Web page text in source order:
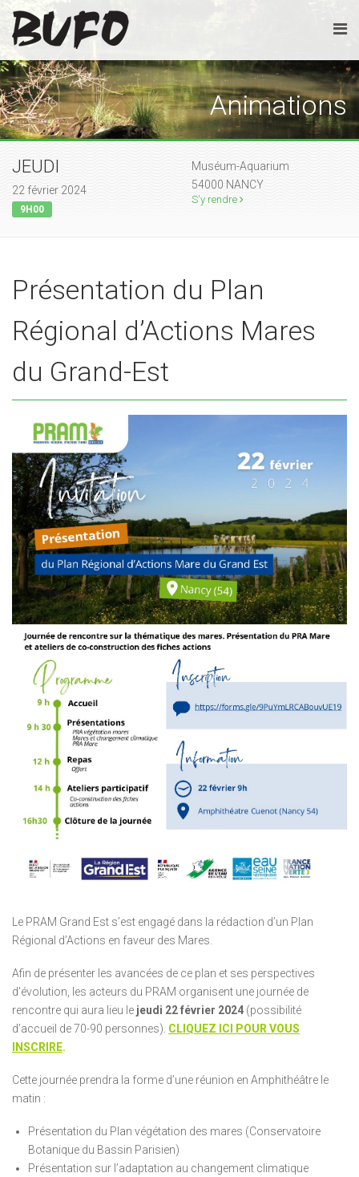
Animations
JEUDI
22 février 2024
9H00
Muséum-Aquarium
54000 NANCY
S'y rendre
Présentation du Plan
Régional d’Actions Mares
du Grand-Est
Le PRAM Grand Est s’est engagé dans la rédaction d’un Plan
Régional d’Actions en faveur des Mares.
Afin de présenter les avancées de ce plan et ses perspectives
d’évolution, les acteurs du PRAM organisent une journée de
rencontre qui aura lieu le jeudi 22 février 2024 (possibilité
d’accueil de 70-90 personnes). CLIQUEZ ICI POUR VOUS
INSCRIRE.
Cette journée prendra la forme d’une réunion en Amphithéâtre le
matin :
Présentation du Plan végétation des mares (Conservatoire
Botanique du Bassin Parisien)
Présentation sur l’adaptation au changement climatique